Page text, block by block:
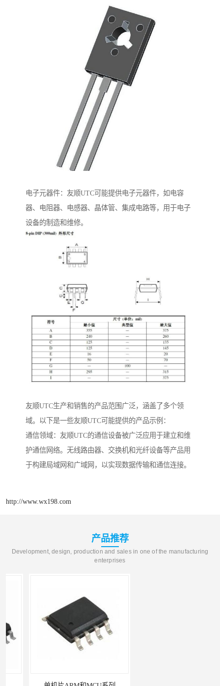
电子元器件：友顺UTC可能提供电子元器件，如电容
器、电阻器、电感器、晶体管、集成电路等，用于电子
设备的制造和维修。
友顺UTC生产和销售的产品范围广泛，涵盖了多个领
域。以下是一些友顺UTC可能提供的产品示例：
通信领域：友顺UTC的通信设备被广泛应用于建立和维
护通信网络。无线路由器、交换机和光纤设备等产品用
于构建局域网和广域网，以实现数据传输和通信连接。
http://www.wx198.com
产品推荐
Development, design, production and sales in one of the manufacturing
enterprises